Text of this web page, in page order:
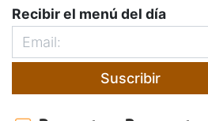
Recibir el menú del día
Suscribir